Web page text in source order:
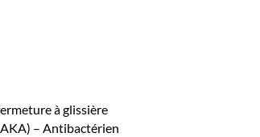
à glissière
– Antibactérien